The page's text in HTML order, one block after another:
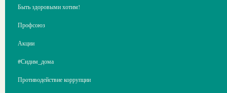
Быть здоровыми хотим!
Профсоюз
Акции
#Сидим_дома
Противодействие коррупции